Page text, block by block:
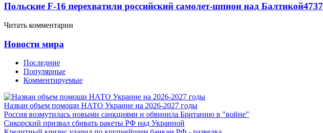
Польские F-16 перехватили российский самолет-шпион над Балтикой4737
Читать комментарии
Новости мира
Последние
Популярные
Комментируемые
Назван объем помощи НАТО Украине на 2026-2027 годы
Россия возмутилась новыми санкциями и обвинила Британию в "войне"
Сикорский призвал сбивать ракеты РФ над Украиной